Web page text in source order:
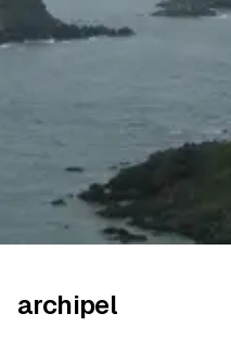
archipel